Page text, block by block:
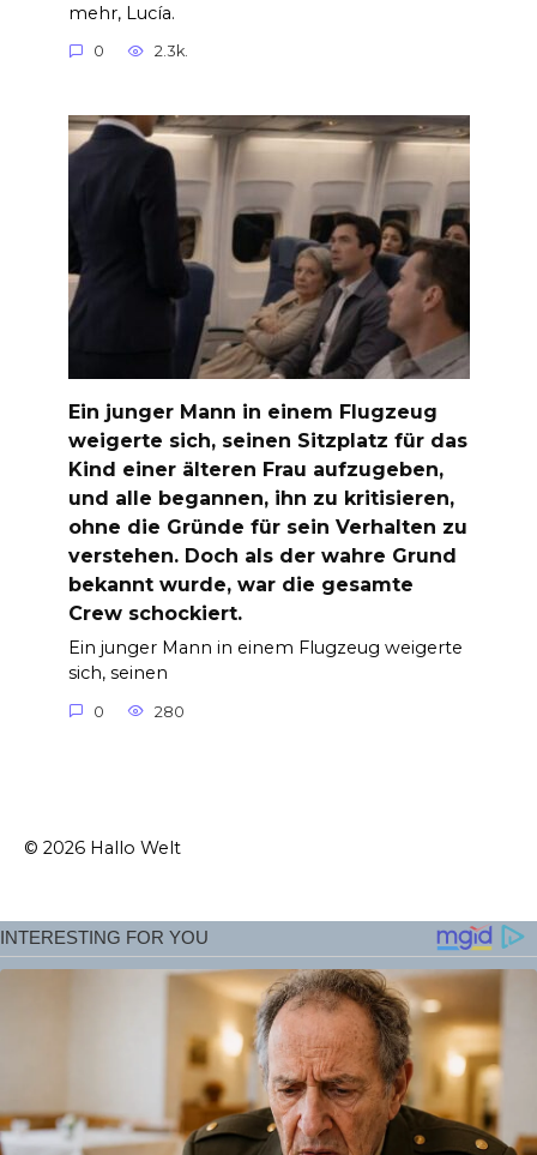
mehr, Lucía.
0 2.3k.
Ein junger Mann in einem Flugzeug
weigerte sich, seinen Sitzplatz für das
Kind einer älteren Frau aufzugeben,
und alle begannen, ihn zu kritisieren,
ohne die Gründe für sein Verhalten zu
verstehen. Doch als der wahre Grund
bekannt wurde, war die gesamte
Crew schockiert.
Ein junger Mann in einem Flugzeug weigerte
sich, seinen
0 280
© 2026 Hallo Welt